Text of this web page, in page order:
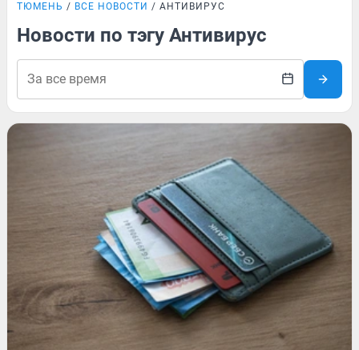
ТЮМЕНЬ ВСЕ НОВОСТИ АНТИВИРУС
Новости по тэгу Антивирус